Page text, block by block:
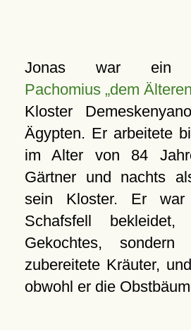
Jonas war ein
Pachomius „dem
Kloster
Ägypten. Er arbeitete
im Alter von 84
Gärtner und nachts
sein Kloster. Er
Schafsfell
Gekochtes,
zubereitete Kräuter,
obwohl er die